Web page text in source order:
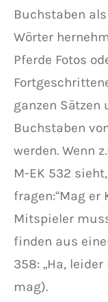
Buchstaben
Wörter
Pferde Fotos
ganzen Sätzen
Buchstaben
werden. Wenn
M-EK 532
fragen:“Mag er
Mitspieler
finden aus
358: „Ha,
mag).